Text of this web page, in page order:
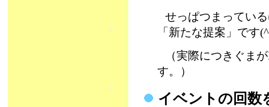
せっぱつまってい
「新たな提案」です
（実際につきぐま
す。）
イベントの回数